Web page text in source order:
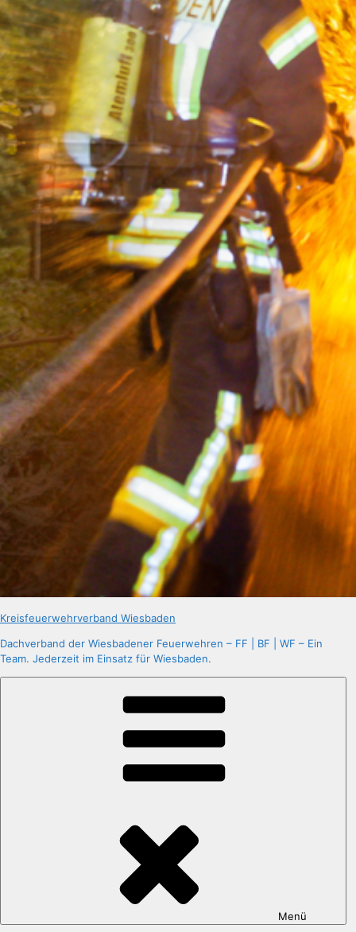
Kreisfeuerwehrverband Wiesbaden
Dachverband der Wiesbadener Feuerwehren – FF | BF | WF – Ein
Team. Jederzeit im Einsatz für Wiesbaden.
Menü